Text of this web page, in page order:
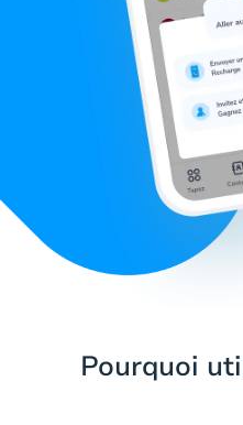
Pourquoi